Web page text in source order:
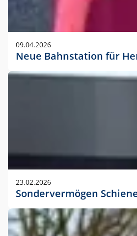
09.04.2026
Neue Bahnstation für
23.02.2026
Sondervermögen